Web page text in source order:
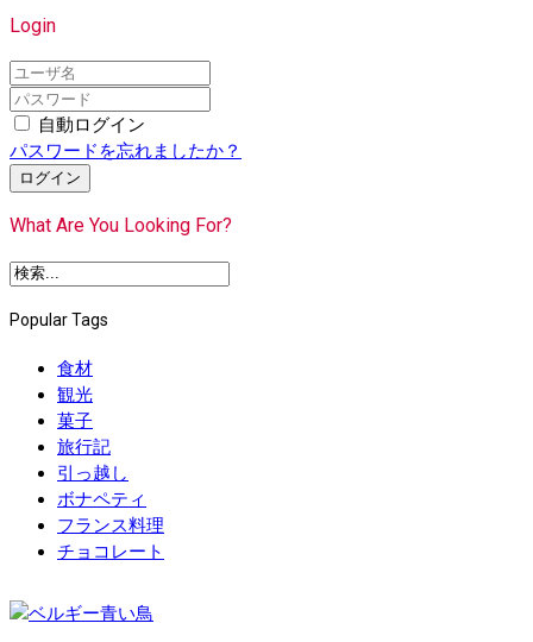
Login
自動ログイン
パスワードを忘れましたか？
ログイン
What Are You Looking For?
Popular Tags
食材
観光
菓子
旅行記
引っ越し
ボナペティ
フランス料理
チョコレート